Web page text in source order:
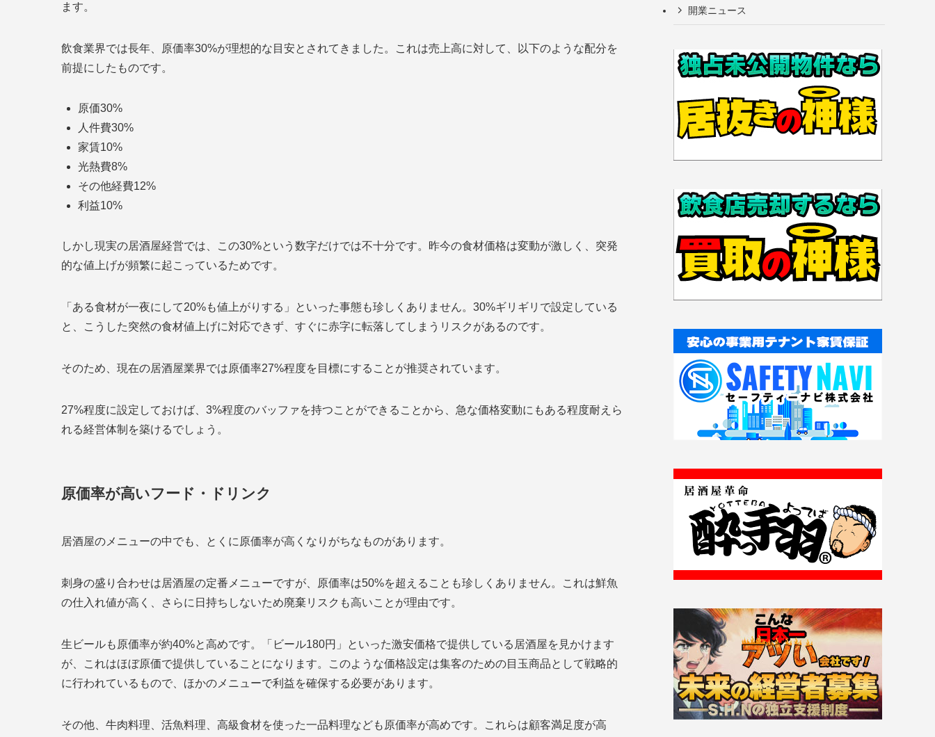
ます。
飲食業界では長年、原価率30%が理想的な目安とされてきました。これは売上高に対して、以下のような配分を
前提にしたものです。
原価30%
人件費30%
家賃10%
光熱費8%
その他経費12%
利益10%
しかし現実の居酒屋経営では、この30%という数字だけでは不十分です。昨今の食材価格は変動が激しく、突発
的な値上げが頻繁に起こっているためです。
「ある食材が一夜にして20%も値上がりする」といった事態も珍しくありません。30%ギリギリで設定している
と、こうした突然の食材値上げに対応できず、すぐに赤字に転落してしまうリスクがあるのです。
そのため、現在の居酒屋業界では原価率27%程度を目標にすることが推奨されています。
27%程度に設定しておけば、3%程度のバッファを持つことができることから、急な価格変動にもある程度耐えら
れる経営体制を築けるでしょう。
原価率が高いフード・ドリンク
居酒屋のメニューの中でも、とくに原価率が高くなりがちなものがあります。
刺身の盛り合わせは居酒屋の定番メニューですが、原価率は50%を超えることも珍しくありません。これは鮮魚
の仕入れ値が高く、さらに日持ちしないため廃棄リスクも高いことが理由です。
生ビールも原価率が約40%と高めです。「ビール180円」といった激安価格で提供している居酒屋を見かけます
が、これはほぼ原価で提供していることになります。このような価格設定は集客のための目玉商品として戦略的
に行われているもので、ほかのメニューで利益を確保する必要があります。
その他、牛肉料理、活魚料理、高級食材を使った一品料理なども原価率が高めです。これらは顧客満足度が高
開業ニュース